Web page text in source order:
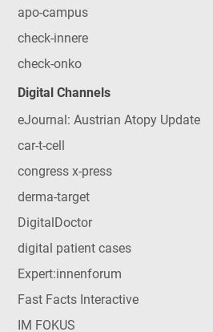
apo-campus
check-innere
check-onko
Digital Channels
eJournal: Austrian Atopy Update
car-t-cell
congress x-press
derma-target
DigitalDoctor
digital patient cases
Expert:innenforum
Fast Facts Interactive
IM FOKUS